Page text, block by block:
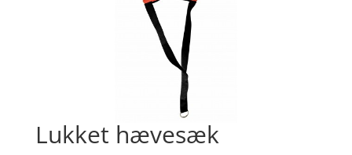
Lukket hævesæk